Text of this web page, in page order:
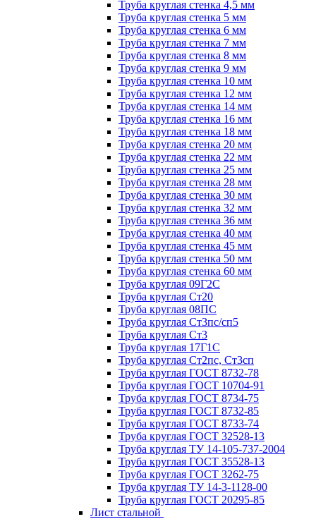
Труба круглая стенка 4,5 мм
Труба круглая стенка 5 мм
Труба круглая стенка 6 мм
Труба круглая стенка 7 мм
Труба круглая стенка 8 мм
Труба круглая стенка 9 мм
Труба круглая стенка 10 мм
Труба круглая стенка 12 мм
Труба круглая стенка 14 мм
Труба круглая стенка 16 мм
Труба круглая стенка 18 мм
Труба круглая стенка 20 мм
Труба круглая стенка 22 мм
Труба круглая стенка 25 мм
Труба круглая стенка 28 мм
Труба круглая стенка 30 мм
Труба круглая стенка 32 мм
Труба круглая стенка 36 мм
Труба круглая стенка 40 мм
Труба круглая стенка 45 мм
Труба круглая стенка 50 мм
Труба круглая стенка 60 мм
Труба круглая 09Г2С
Труба круглая Ст20
Труба круглая 08ПС
Труба круглая Ст3пс/сп5
Труба круглая Ст3
Труба круглая 17Г1С
Труба круглая Ст2пс, Ст3сп
Труба круглая ГОСТ 8732-78
Труба круглая ГОСТ 10704-91
Труба круглая ГОСТ 8734-75
Труба круглая ГОСТ 8732-85
Труба круглая ГОСТ 8733-74
Труба круглая ГОСТ 32528-13
Труба круглая ТУ 14-105-737-2004
Труба круглая ГОСТ 35528-13
Труба круглая ГОСТ 3262-75
Труба круглая ТУ 14-3-1128-00
Труба круглая ГОСТ 20295-85
Лист стальной